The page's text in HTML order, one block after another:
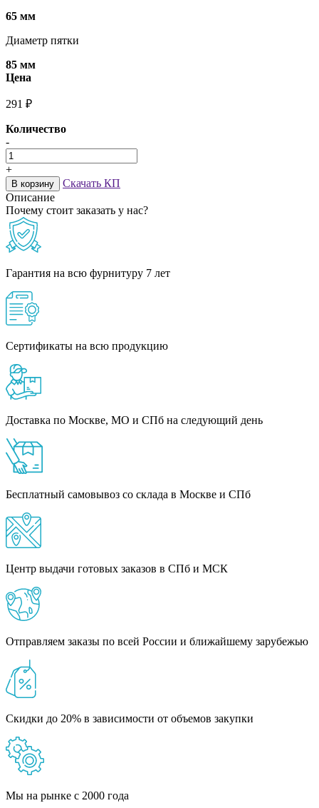
65 мм
Диаметр пятки
85 мм
Цена
291 ₽
Количество
-
+
В корзину
Скачать КП
Описание
Почему стоит заказать у нас?
Гарантия на всю фурнитуру 7 лет
Сертификаты на всю продукцию
Доставка по Москве, МО и СПб на следующий день
Бесплатный самовывоз со склада в Москве и СПб
Центр выдачи готовых заказов в СПб и МСК
Отправляем заказы по всей России и ближайшему зарубежью
Скидки до 20% в зависимости от объемов закупки
Мы на рынке с 2000 года